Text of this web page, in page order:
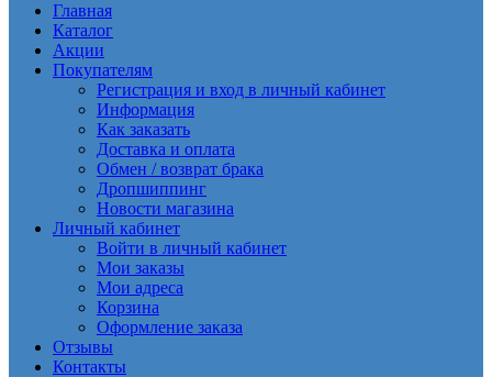
Главная
Каталог
Акции
Покупателям
Регистрация и вход в личный кабинет
Информация
Как заказать
Доставка и оплата
Обмен / возврат брака
Дропшиппинг
Новости магазина
Личный кабинет
Войти в личный кабинет
Мои заказы
Мои адреса
Корзина
Оформление заказа
Отзывы
Контакты